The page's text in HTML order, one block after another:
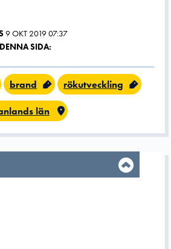
9 OKT 2019 07:37
SIDA:
brand rökutveckling
län